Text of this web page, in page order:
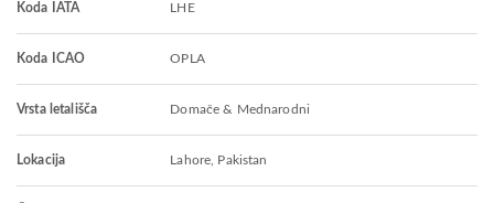
Koda IATA LHE
Koda ICAO OPLA
Vrsta letališča Domače & Mednarodni
Lokacija Lahore, Pakistan